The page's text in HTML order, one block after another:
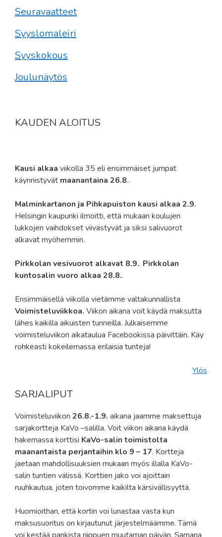
Seuravaatteet
Syyslomaleiri
Syyskokous
Joulunäytös
KAUDEN ALOITUS
Kausi alkaa viikolla 35 eli ensimmäiset jumpat
käynnistyvät maanantaina 26.8..
Malminkartanon ja Pihkapuiston kausi alkaa 2.9.
Helsingin kaupunki ilmoitti, että mukaan koulujen
lukkojen vaihdokset viivästyvät ja siksi salivuorot
alkavat myöhemmin.
Pirkkolan vesivuorot alkavat 8.9.. Pirkkolan
kuntosalin vuoro alkaa 28.8..
Ensimmäisellä viikolla vietämme valtakunnallista
Voimisteluviikkoa. Viikon aikana voit käydä maksutta
lähes kaikilla aikuisten tunneilla. Julkaisemme
voimisteluviikon aikataulua Facebookissa päivittäin. Käy
rohkeasti kokeilemassa erilaisia tunteja!
Ylös
SARJALIPUT
Voimisteluviikon 26.8.-1.9. aikana jaamme maksettuja
sarjakortteja KaVo –salilla. Voit viikon aikana käydä
hakemassa korttisi KaVo-salin toimistolta
maanantaista perjantaihin klo 9 – 17. Kortteja
jaetaan mahdollisuuksien mukaan myös illalla KaVo-
salin tuntien välissä. Korttien jako voi ajoittain
ruuhkautua, joten toivomme kaikilta kärsivällisyyttä.
Huomioithan, että kortin voi lunastaa vasta kun
maksusuoritus on kirjautunut järjestelmäämme. Tämä